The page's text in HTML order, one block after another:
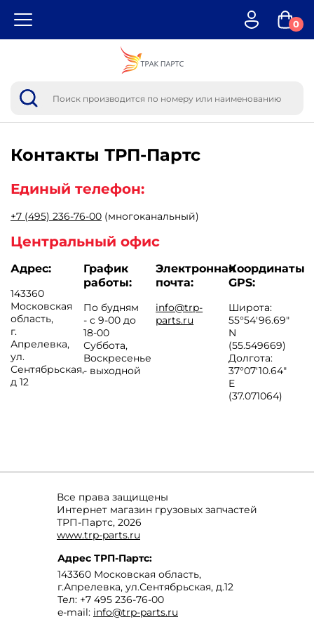
0
Контакты ТРП-Партс
Единый телефон:
+7 (495) 236-76-00 (многоканальный)
Центральный офис
Адрес:
143360
Московская
область,
г.
Апрелевка,
ул.
Сентябрьская,
д 12
График
работы:
По будням
- с 9-00 до
18-00
Суббота,
Воскресенье
- выходной
Электронная
почта:
info@trp-
parts.ru
Координаты
GPS:
Широта:
55°54'96.69"
N
(55.549669)
Долгота:
37°07′10.64″
E
(37.071064)
Все права защищены
Интернет магазин грузовых запчастей
ТРП-Партс, 2026
www.trp-parts.ru
Адрес ТРП-Партс:
143360 Московская область,
г.Апрелевка, ул.Сентябрьская, д.12
Тел: +7 495 236-76-00
e-mail: info@trp-parts.ru